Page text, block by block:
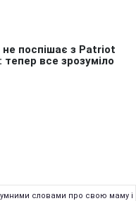
словами про свою маму і